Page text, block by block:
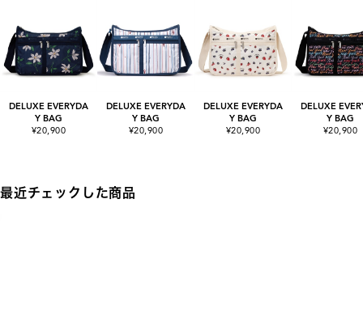
DELUXE EVERYDA
Y BAG
¥20,900
DELUXE EVERYDA
Y BAG
¥20,900
DELUXE EVERYDA
Y BAG
¥20,900
DELUXE
Y BAG
¥20,900
最近チェックした商品